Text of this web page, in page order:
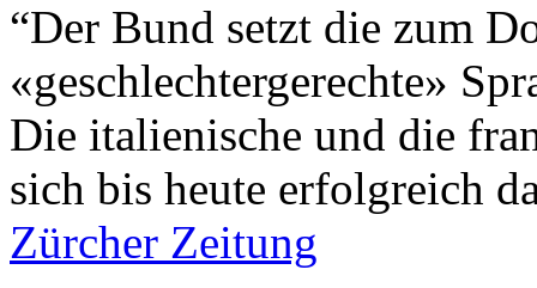
“Der Bund setzt die zum
«geschlechtergerechte»
Die italienische und die
sich bis heute erfolgreich
Zürcher Zeitung